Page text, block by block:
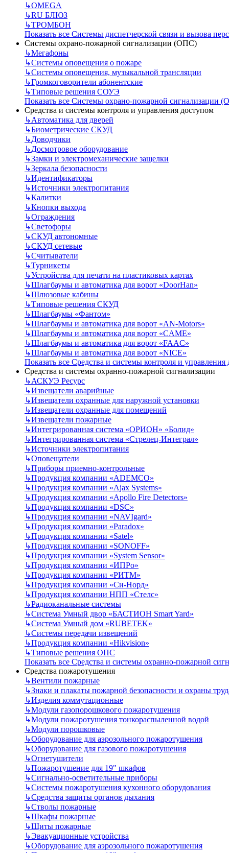
↳OMEGA
↳RU БЛЮЗ
↳ТРОМБОН
Показать все Системы диспетчерской связи и вызова
Системы охрано-пожарной сигнализации (ОПС)
↳Мегафоны
↳Системы оповещения о пожаре
↳Системы оповещения, музыкальной трансляции
↳Громкоговорители абонентские
↳Типовые решения СОУЭ
Показать все Системы охрано-пожарной сигнализации
Средства и системы контроля и управления доступом
↳Автоматика для дверей
↳Биометрические СКУД
↳Доводчики
↳Досмотровое оборудование
↳Замки и электромеханические защелки
↳Зеркала безопасности
↳Идентификаторы
↳Источники электропитания
↳Калитки
↳Кнопки выхода
↳Ограждения
↳Светофоры
↳СКУД автономные
↳СКУД сетевые
↳Считыватели
↳Турникеты
↳Устройства для печати на пластиковых картах
↳Шлагбаумы и автоматика для ворот «DoorHan»
↳Шлюзовые кабины
↳Типовые решения СКУД
↳Шлагбаумы «Фантом»
↳Шлагбаумы и автоматика для ворот «AN-Motors»
↳Шлагбаумы и автоматика для ворот «CAME»
↳Шлагбаумы и автоматика для ворот «FAAC»
↳Шлагбаумы и автоматика для ворот «NICE»
Показать все Средства и системы контроля и управления
Средства и системы охранно-пожарной сигнализации
↳АСКУЭ Ресурс
↳Извещатели аварийные
↳Извещатели охранные для наружной установки
↳Извещатели охранные для помещений
↳Извещатели пожарные
↳Интегрированная система «ОРИОН» «Болид»
↳Интегрированная система «Стрелец-Интеграл»
↳Источники электропитания
↳Оповещатели
↳Приборы приемно-контрольные
↳Продукция компании «ADEMCO»
↳Продукция компании «Ajax Systems»
↳Продукция компании «Apollo Fire Detectors»
↳Продукция компании «DSC»
↳Продукция компании «NAVIgard»
↳Продукция компании «Paradox»
↳Продукция компании «Satel»
↳Продукция компании «SONOFF»
↳Продукция компании «System Sensor»
↳Продукция компании «ИПРо»
↳Продукция компании «РИТМ»
↳Продукция компании «Си-Норд»
↳Продукция компании НПП «Стелс»
↳Радиоканальные системы
↳Система Умный двор «БАСТИОН Smart Yard»
↳Система Умный дом «RUBETEK»
↳Системы передачи извещений
↳Продукция компании «Hikvision»
↳Типовые решения ОПС
Показать все Средства и системы охранно-пожарной
Средства пожаротушения
↳Вентили пожарные
↳Знаки и плакаты пожарной безопасности и охраны
↳Изделия коммутационные
↳Модули газопорошкового пожаротушения
↳Модули пожаротушения тонкораспыленной водой
↳Модули порошковые
↳Оборудование для аэрозольного пожаротушения
↳Оборудование для газового пожаротушения
↳Огнетушители
↳Пожаротушение для 19" шкафов
↳Сигнально-осветительные приборы
↳Системы пожаротушения кухонного оборудования
↳Средства защиты органов дыхания
↳Стволы пожарные
↳Шкафы пожарные
↳Щиты пожарные
↳Эвакуационные устройства
↳Оборудование для аэрозольного пожаротушения